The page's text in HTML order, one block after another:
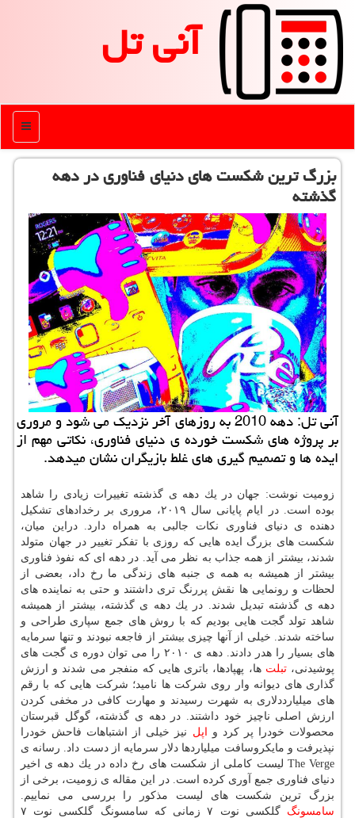
آنی تل
منو
بزرگ ترین شكست های دنیای فناوری در دهه
گذشته
آنی تل: دهه 2010 به روزهای آخر نزدیك می شود و مروری
بر پروژه های شكست خورده ی دنیای فناوری، نكاتی مهم از
ایده ها و تصمیم گیری های غلط بازیگران نشان میدهد.
زومیت نوشت: جهان در یك دهه ی گذشته تغییرات زیادی را شاهد
بوده است. در ایام پایانی سال ۲۰۱۹، مروری بر رخدادهای تشكیل
دهنده ی دنیای فناوری نكات جالبی به همراه دارد. دراین میان،
شكست های بزرگ ایده هایی كه روزی با تفكر تغییر در جهان متولد
شدند، بیشتر از همه جذاب به نظر می آید. در دهه ای كه نفوذ فناوری
بیشتر از همیشه به همه ی جنبه های زندگی ما رخ داد، بعضی از
لحظات و رونمایی ها نقش پررنگ تری داشتند و حتی به نماینده های
دهه ی گذشته تبدیل شدند. در یك دهه ی گذشته، بیشتر از همیشه
شاهد تولد گجت هایی بودیم كه با روش های جمع سپاری طراحی و
ساخته شدند. خیلی از آنها چیزی بیشتر از فاجعه نبودند و تنها سرمایه
های بسیار را هدر دادند. دهه ی ۲۰۱۰ را می توان دوره ی گجت های
پوشیدنی،تبلت ها، پهپادها، باتری هایی كه منفجر می شدند و ارزش
گذاری های دیوانه وار روی شركت ها نامید؛ شركت هایی كه با رقم
های میلیارددلاری به شهرت رسیدند و مهارت كافی در مخفی كردن
ارزش اصلی ناچیز خود داشتند. در دهه ی گذشته، گوگل قبرستان
محصولات خودرا پر كرد و اپل نیز خیلی از اشتباهات فاحش خودرا
نپذیرفت و مایكروسافت میلیاردها دلار سرمایه از دست داد. رسانه ی
The Verge لیست كاملی از شكست های رخ داده در یك دهه ی اخیر
دنیای فناوری جمع آوری كرده است. در این مقاله ی زومیت، برخی از
بزرگ ترین شكست های لیست مذكور را بررسی می نماییم.
سامسونگ
گلكسی نوت ۷ زمانی كه سامسونگ گلكسی نوت ۷